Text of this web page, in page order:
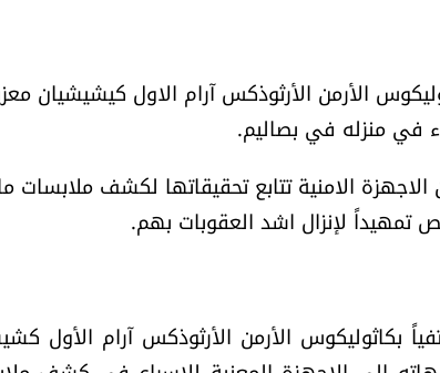
الأرمن الأرثوذكس آرام الاول كيشيشيان
في منزله في بصاليم.
الامنية تتابع تحقيقاتها لكشف ملابسات
تمهيداً لإنزال اشد العقوبات بهم.
بكاثوليكوس الأرمن الأرثوذكس آرام الأول